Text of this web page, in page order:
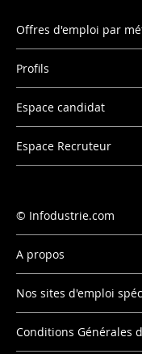
Offres d'emploi par
Profils
Espace candidat
Espace Recruteur
Infodustrie.com
A propos
Nos sites d'emploi
Conditions Générales